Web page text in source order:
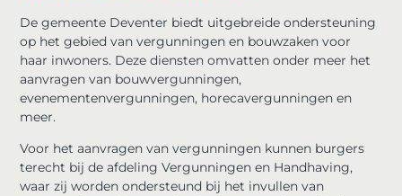
De gemeente Deventer biedt uitgebreide ondersteuning
op het gebied van vergunningen en bouwzaken voor
haar inwoners. Deze diensten omvatten onder meer het
aanvragen van bouwvergunningen,
evenementenvergunningen, horecavergunningen en
meer.
Voor het aanvragen van vergunningen kunnen burgers
terecht bij de afdeling Vergunningen en Handhaving,
waar zij worden ondersteund bij het invullen van